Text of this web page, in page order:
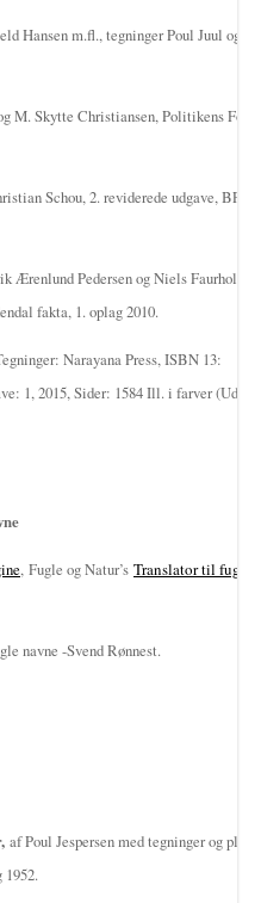
Hansen m.fl., tegninger Poul Juul og
M. Skytte Christiansen, Politikens
Schou, 2. reviderede udgave,
Ærenlund Pedersen og Niels Faurholdt,
fakta, 1. oplag 2010.
Narayana Press, ISBN 13:
1, 2015, Sider: 1584 Ill. i farver
, Fugle og Natur’s Translator til
navne -Svend Rønnest.
af Poul Jespersen med tegninger og
1952.